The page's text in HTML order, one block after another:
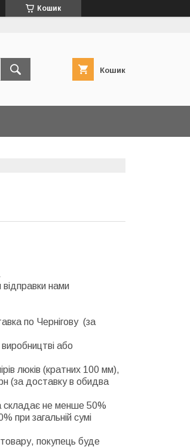
Кошик
Кошик
нами
по Чернігову (за
або
люків (кратних 100 мм),
(за доставку в обидва
складає не менше 50%
при загальній сумі
покупець буде